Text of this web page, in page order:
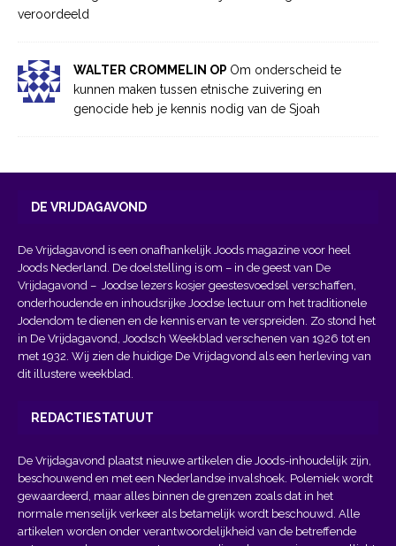
veroordeeld
WALTER CROMMELIN OP Om onderscheid te
kunnen maken tussen etnische zuivering en
genocide heb je kennis nodig van de Sjoah
DE VRIJDAGAVOND
De Vrijdagavond is een onafhankelijk Joods magazine voor heel
Joods Nederland. De doelstelling is om – in de geest van De
Vrijdagavond – Joodse lezers kosjer geestesvoedsel verschaffen,
onderhoudende en inhoudsrijke Joodse lectuur om het traditionele
Jodendom te dienen en de kennis ervan te verspreiden. Zo stond het
in De Vrijdagavond, Joodsch Weekblad verschenen van 1926 tot en
met 1932. Wij zien de huidige De Vrijdagvond als een herleving van
dit illustere weekblad.
REDACTIESTATUUT
De Vrijdagavond plaatst nieuwe artikelen die Joods-inhoudelijk zijn,
beschouwend en met een Nederlandse invalshoek. Polemiek wordt
gewaardeerd, maar alles binnen de grenzen zoals dat in het
normale menselijk verkeer als betamelijk wordt beschouwd. Alle
artikelen worden onder verantwoordelijkheid van de betreffende